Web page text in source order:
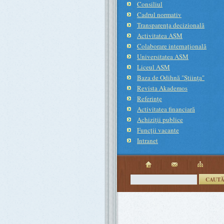
Consiliul
Cadrul normativ
Transparenţa decizională
Activitatea AŞM
Colaborare internaţională
Universitatea ASM
Liceul ASM
Baza de Odihnă "Ştiinţa"
Revista Akademos
Referinţe
Activitatea financiară
Achiziţii publice
Funcţii vacante
Intranet
CAUTĂ